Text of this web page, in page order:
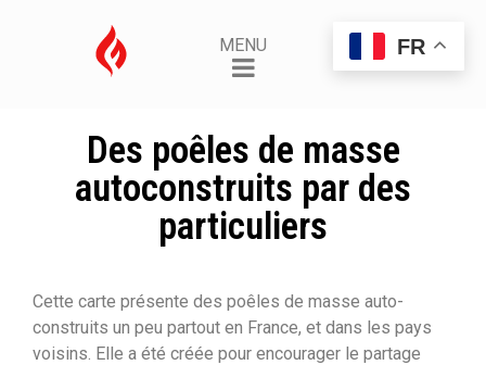
MENU
Des poêles de masse
autoconstruits par des
particuliers
Cette carte présente des poêles de masse auto-
construits un peu partout en France, et dans les pays
voisins. Elle a été créée pour encourager le partage
FR